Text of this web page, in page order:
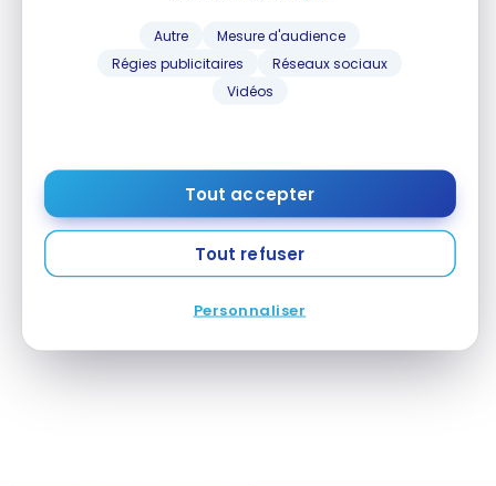
Autre
Mesure d'audience
Régies publicitaires
Réseaux sociaux
Vidéos
Tout accepter
Tout refuser
Personnaliser
Islande : guide de voyage | Itinéraires et
Incontournables
Location de voiture Sixt – Guide du débutant
LOCATION DE VOITURES
Location de voiture Sixt – Guide du débutant